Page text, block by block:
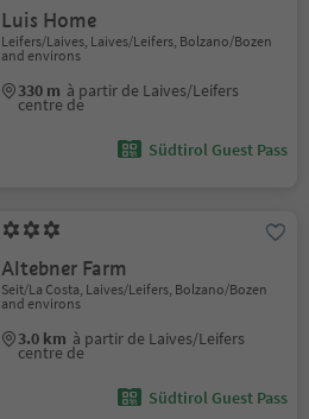
Luis Home
Leifers/Laives, Laives/Leifers, Bolzano/Bozen
and environs
330 m à partir de Laives/Leifers
centre de
Südtirol Guest Pass
Altebner Farm
Seit/La Costa, Laives/Leifers, Bolzano/Bozen
and environs
3.0 km à partir de Laives/Leifers
centre de
Südtirol Guest Pass